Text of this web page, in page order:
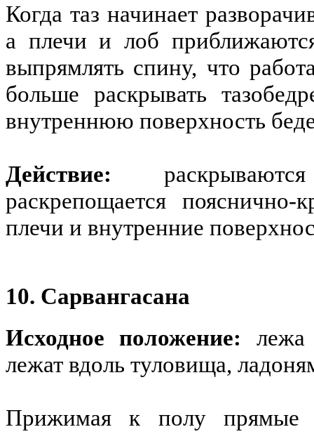
Когда таз начинает
а плечи и лоб
выпрямлять спину, что
больше раскрывать
внутреннюю поверхность
Действие:
раскрепощается пояснично-
плечи и внутренние
10. Сарвангасана
Исходное положение:
лежат вдоль туловища,
Прижимая к полу прямые